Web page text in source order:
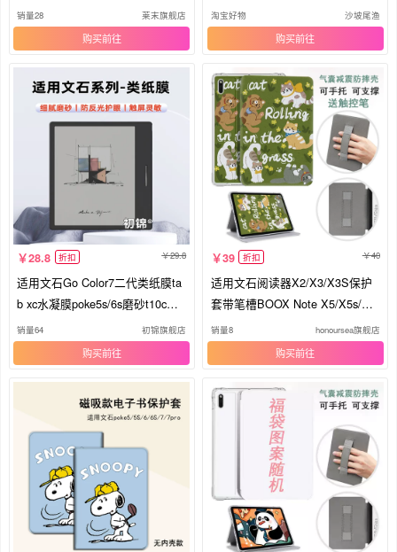
清水壳4阅读器3电子书por墨水屏
2全包硅胶外壳膜
销量28 莱末旗舰店
购买
olor7 page7英寸外壳墨水屏电子
书轻薄皮套
淘宝好物 沙坡尾渔
购买
28.8 折扣 29.8
适用文石Go Color7二代类纸膜ta
b xc水凝膜poke5s/6s磨砂t10c海
外版air5/4防反光T13c护眼leaf3c
电纸书保护膜
销量64 初锦旗舰店
购买
39 折扣 40
适用文石阅读器X2/X3/X3S保护
套带笔槽BOOX Note X5/X5s/X6
支架poke 7/7pro防摔p6小白马Ta
b10C清水壳Leaf5
销量8 honoursea旗舰店
购买